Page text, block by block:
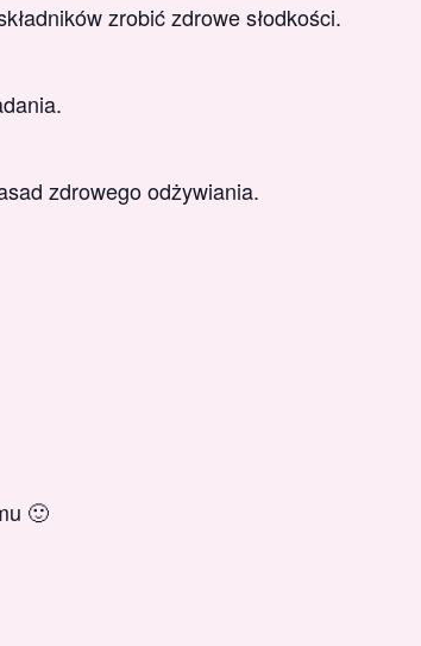
zrobić zdrowe słodkości.
zdrowego odżywiania.
🙂